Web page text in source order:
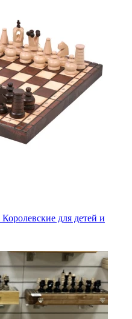
для детей и